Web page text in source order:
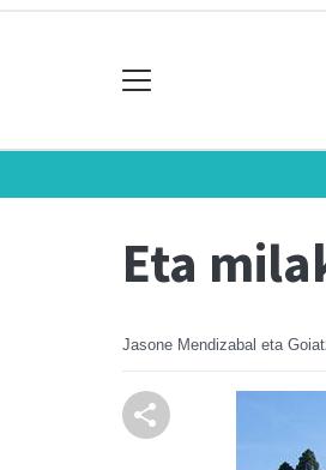
Eta
Jasone Mendizabal eta